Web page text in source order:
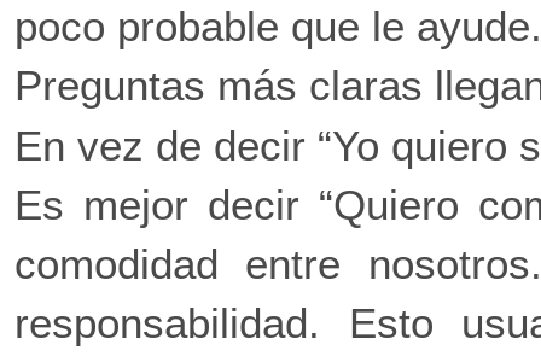
poco probable que le ayude.
Preguntas más claras
En vez de decir “Yo quiero
Es mejor decir “Quiero
comodidad entre
responsabilidad. Esto